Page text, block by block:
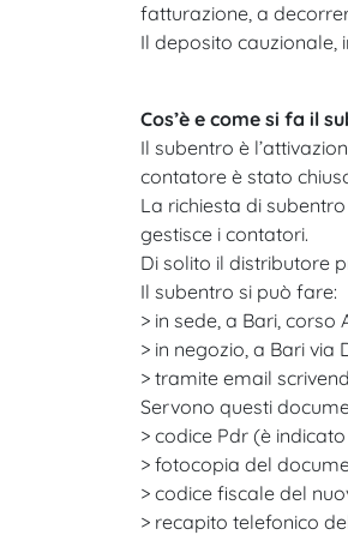
fatturazione, a
Il deposito cauzionale,
Cos’è e come si fa il
Il subentro è
contatore è stato
La richiesta di
gestisce i contatori.
Di solito il distributore
Il subentro si può fare:
> in sede, a Bari,
> in negozio, a Bari via
> tramite email
Servono questi
> codice Pdr (è
> fotocopia del
> codice fiscale del
> recapito telefonico